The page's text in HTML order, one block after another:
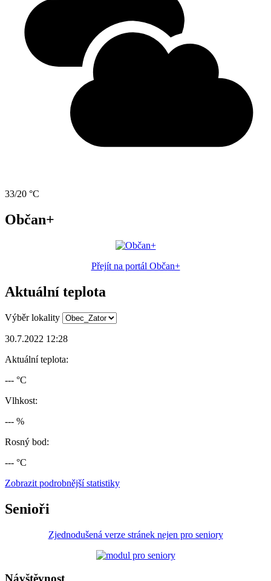
33/20 °C
Občan+
Přejít na portál Občan+
Aktuální teplota
Výběr lokality
30.7.2022 12:28
Aktuální teplota:
--- °C
Vlhkost:
--- %
Rosný bod:
--- °C
Zobrazit podrobnější statistiky
Senioři
Zjednodušená verze stránek nejen pro seniory